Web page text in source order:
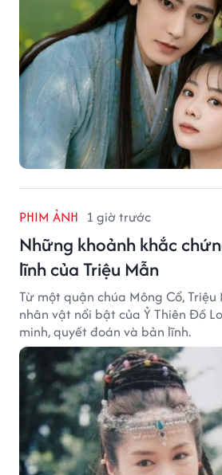
PHIM ẢNH 1 giờ trước
Những khoảnh khắc
lĩnh của Triệu Mẫn
Từ một quận chúa Mông Cổ,
nhân vật nổi bật của Ỷ Thiên Đồ
minh, quyết đoán và bản lĩnh.